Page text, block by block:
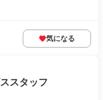
気になる
スタッフ